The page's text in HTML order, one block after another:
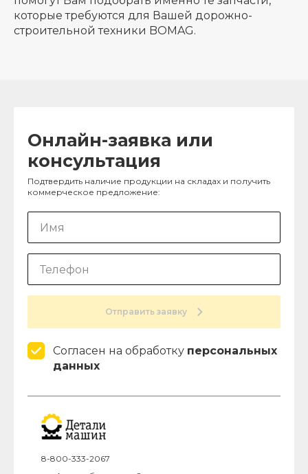
которые требуются для Вашей дорожно-
строительной техники BOMAG.
Онлайн-заявка или
консультация
Подтвердить наличие продукции на складах и получить
коммерческое предложение:
Отправить заявку
Согласен на обработку персональных
данных
8-800-333-2067